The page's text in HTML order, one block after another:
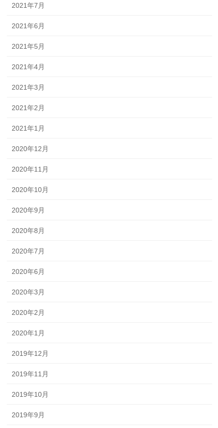
2021年7月
2021年6月
2021年5月
2021年4月
2021年3月
2021年2月
2021年1月
2020年12月
2020年11月
2020年10月
2020年9月
2020年8月
2020年7月
2020年6月
2020年3月
2020年2月
2020年1月
2019年12月
2019年11月
2019年10月
2019年9月